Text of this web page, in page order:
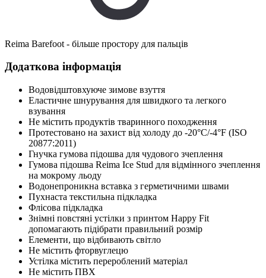
Reima Barefoot - більше простору для пальців
Додаткова інформація
Водовідштовхуюче зимове взуття
Еластичне шнурування для швидкого та легкого
взування
Не містить продуктів тваринного походження
Протестовано на захист від холоду до -20°C/-4°F (ISO
20877:2011)
Гнучка гумова підошва для чудового зчеплення
Гумова підошва Reima Ice Stud для відмінного зчеплення
на мокрому льоду
Водонепроникна вставка з герметичними швами
Пухнаста текстильна підкладка
Флісова підкладка
Знімні повстяні устілки з принтом Happy Fit
допомагають підібрати правильний розмір
Елементи, що відбивають світло
Не містить фторвуглецю
Устілка містить перероблений матеріал
Не містить ПВХ